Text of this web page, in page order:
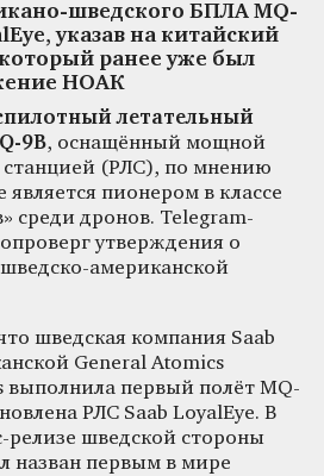
шведского БПЛА MQ-
указав на китайский
ранее уже был
НОАК
летательный
9B, оснащённый мощной
(РЛС), по мнению
является пионером в классе
среди дронов. Telegram-
утверждения о
американской
шведская компания Saab
General Atomics
выполнила первый полёт MQ-
РЛС Saab LoyalEye. В
релизе шведской стороны
назван первым в мире